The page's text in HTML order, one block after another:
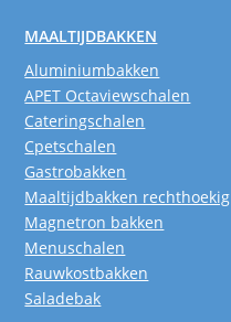
MAALTIJDBAKKEN
Aluminiumbakken
APET Octaviewschalen
Cateringschalen
Cpetschalen
Gastrobakken
Maaltijdbakken rechthoekig
Magnetron bakken
Menuschalen
Rauwkostbakken
Saladebak